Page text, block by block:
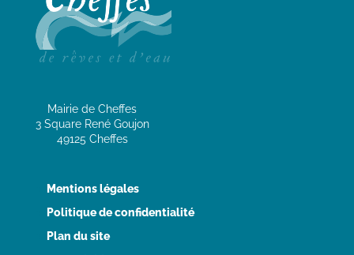
Mairie de Cheffes
3 Square René Goujon
49125 Cheffes
Mentions légales
Politique de confidentialité
Plan du site